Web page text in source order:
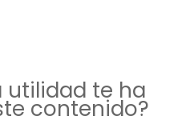
utilidad te ha
contenido?